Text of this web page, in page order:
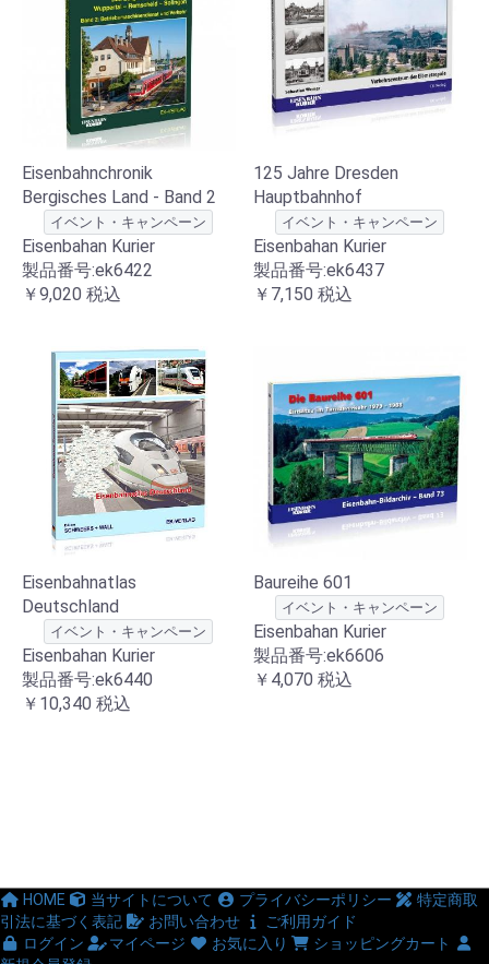
Eisenbahnchronik
Bergisches Land - Band 2
イベント・キャンペーン
Eisenbahan Kurier
製品番号:ek6422
￥9,020 税込
125 Jahre Dresden
Hauptbahnhof
イベント・キャンペーン
Eisenbahan Kurier
製品番号:ek6437
￥7,150 税込
Eisenbahnatlas
Deutschland
イベント・キャンペーン
Eisenbahan Kurier
製品番号:ek6440
￥10,340 税込
Baureihe 601
イベント・キャンペーン
Eisenbahan Kurier
製品番号:ek6606
￥4,070 税込
HOME 当サイトについて プライバシーポリシー
特定商取
引法に基づく表記
お問い合わせ
ご利用ガイド
ログイン
マイページ お気に入り
ショッピングカート